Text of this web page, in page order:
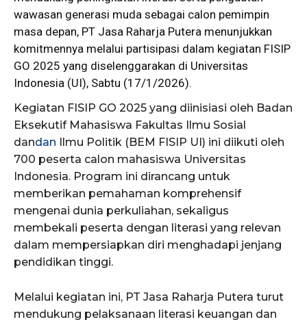
wawasan generasi muda sebagai calon pemimpin
masa depan, PT Jasa Raharja Putera menunjukkan
komitmennya melalui partisipasi dalam kegiatan FISIP
GO 2025 yang diselenggarakan di Universitas
Indonesia (UI), Sabtu (17/1/2026).
Kegiatan FISIP GO 2025 yang diinisiasi oleh Badan
Eksekutif Mahasiswa Fakultas Ilmu Sosial
dandan Ilmu Politik (BEM FISIP UI) ini diikuti oleh
700 peserta calon mahasiswa Universitas
Indonesia. Program ini dirancang untuk
memberikan pemahaman komprehensif
mengenai dunia perkuliahan, sekaligus
membekali peserta dengan literasi yang relevan
dalam mempersiapkan diri menghadapi jenjang
pendidikan tinggi.
Melalui kegiatan ini, PT Jasa Raharja Putera turut
mendukung pelaksanaan literasi keuangan dan